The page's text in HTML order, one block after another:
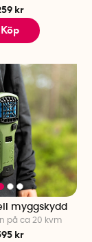
kr
Köp
myggskydd
på ca 20 kvm
kr